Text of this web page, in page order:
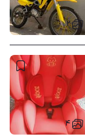
۲
۴